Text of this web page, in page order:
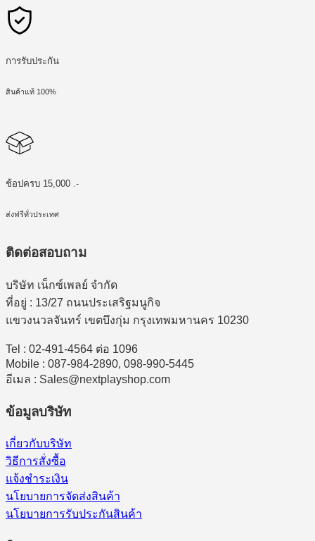
การรับประกัน
สินค้าแท้ 100%
ช้อปครบ 15,000 .-
ส่งฟรีทั่วประเทศ
ติดต่อสอบถาม
บริษัท เน็กซ์เพลย์ จำกัด
ที่อยู่ : 13/27 ถนนประเสริฐมนูกิจ
แขวงนวลจันทร์ เขตบึงกุ่ม กรุงเทพมหานคร 10230
Tel : 02-491-4564 ต่อ 1096
Mobile : 087-984-2890, 098-990-5445
อีเมล : Sales@nextplayshop.com
ข้อมูลบริษัท
เกี่ยวกับบริษัท
วิธีการสั่งซื้อ
แจ้งชำระเงิน
นโยบายการจัดส่งสินค้า
นโยบายการรับประกันสินค้า